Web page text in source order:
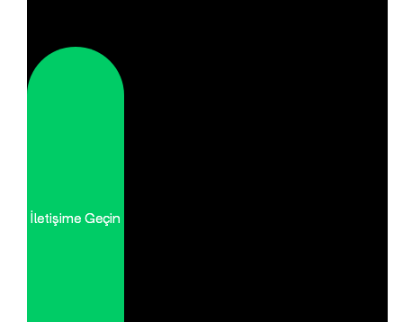
İletişime Geçin
İletişime Geçin